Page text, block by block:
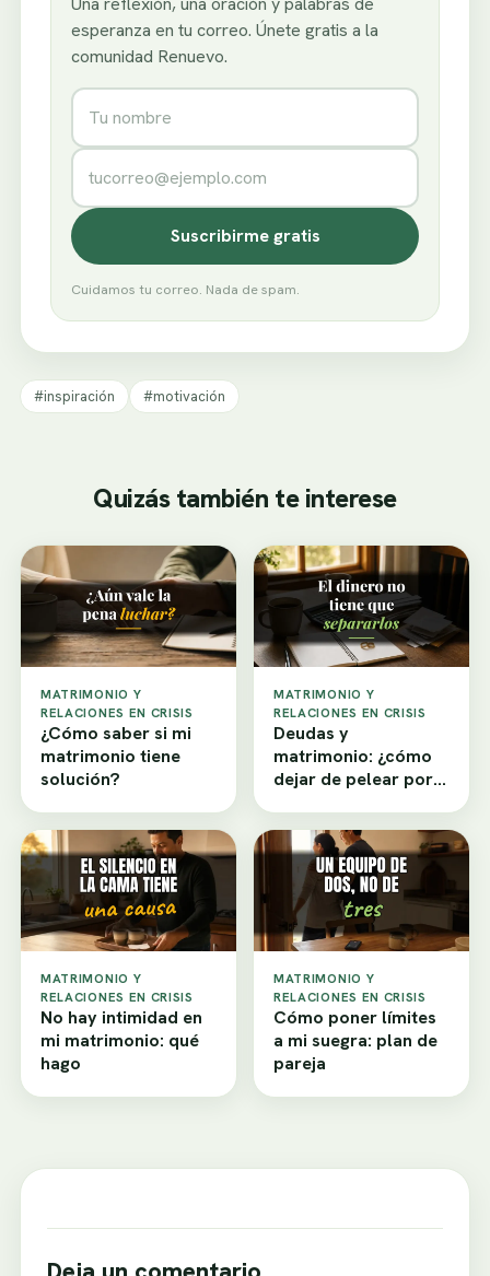
esperanza en tu correo. Únete gratis a la
comunidad Renuevo.
Nombre
Correo electrónico
Suscribirme gratis
Cuidamos tu correo. Nada de spam.
#inspiración #motivación
Quizás también te interese
MATRIMONIO Y
RELACIONES EN CRISIS
¿Cómo saber si mi
matrimonio tiene
solución?
MATRIMONIO Y
RELACIONES EN CRISIS
Deudas y
matrimonio: ¿cómo
dejar de pelear por
MATRIMONIO Y
RELACIONES EN CRISIS
No hay intimidad en
mi matrimonio: qué
hago
MATRIMONIO Y
RELACIONES EN CRISIS
Cómo poner límites
a mi suegra: plan de
pareja